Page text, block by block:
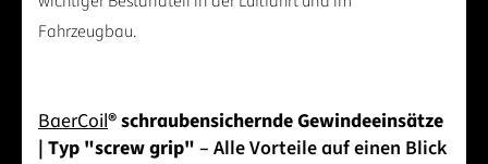
Fahrzeugbau.
BaerCoil® schraubensichernde Gewindeeinsätze
| Typ "screw grip" – Alle Vorteile auf einen Blick